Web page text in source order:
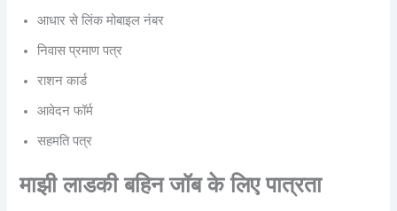
आधार से लिंक मोबाइल नंबर
निवास प्रमाण पत्र
राशन कार्ड
आवेदन फॉर्म
सहमति पत्र
माझी लाडकी बहिन जॉब के लिए पात्रता